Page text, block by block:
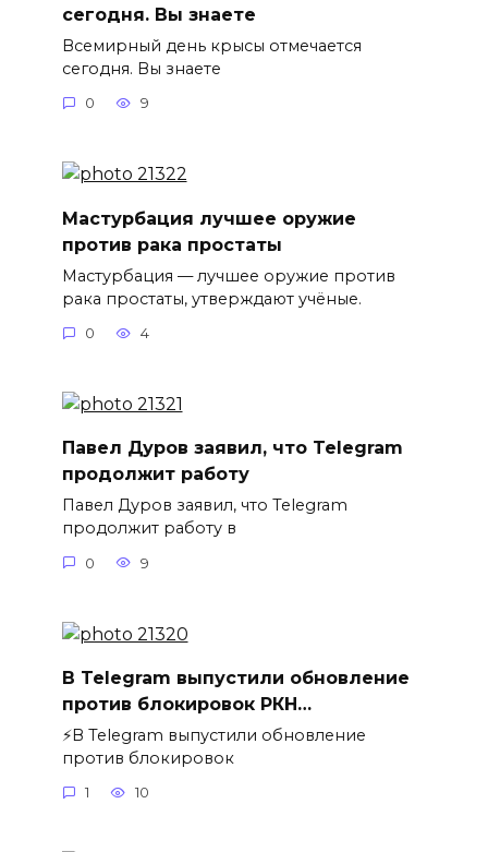
сегодня. Вы знаете
Всемирный день крысы отмечается
сегодня. Вы знаете
0 9
Мастурбация лучшее оружие
против рака простаты
Мастурбация — лучшее оружие против
рака простаты, утверждают учёные.
0 4
Павел Дуров заявил, что Telegram
продолжит работу
Павел Дуров заявил, что Telegram
продолжит работу в
0 9
В Telegram выпустили обновление
против блокировок РКН…
⚡️В Telegram выпустили обновление
против блокировок
1 10